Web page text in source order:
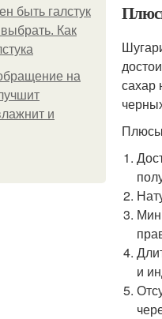
быть галстук
Как
на
и
сахар
и